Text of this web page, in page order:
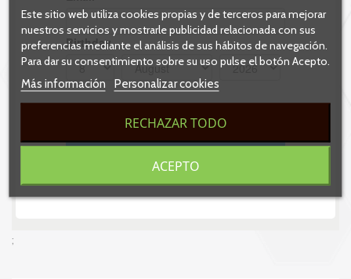
;
Este sitio web utiliza cookies propias y de terceros para mejorar
nuestros servicios y mostrarle publicidad relacionada con sus
preferencias mediante el análisis de sus hábitos de navegación.
Para dar su consentimiento sobre su uso pulse el botón Acepto.
Más información
Personalizar cookies
RECHAZAR TODO
ACEPTO